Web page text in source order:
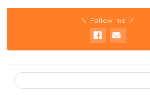
＼ Follow me ／